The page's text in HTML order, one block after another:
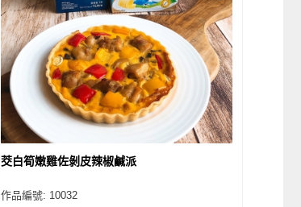
茭白筍嫩雞佐剝皮辣椒鹹派
作品編號: 10032